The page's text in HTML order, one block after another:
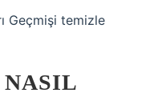
Geçmişi temizle